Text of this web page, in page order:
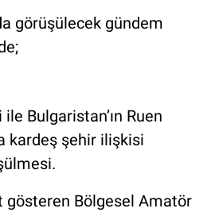
görüşülecek gündem
Bulgaristan’ın Ruen
kardeş şehir ilişkisi
gösteren Bölgesel Amatör